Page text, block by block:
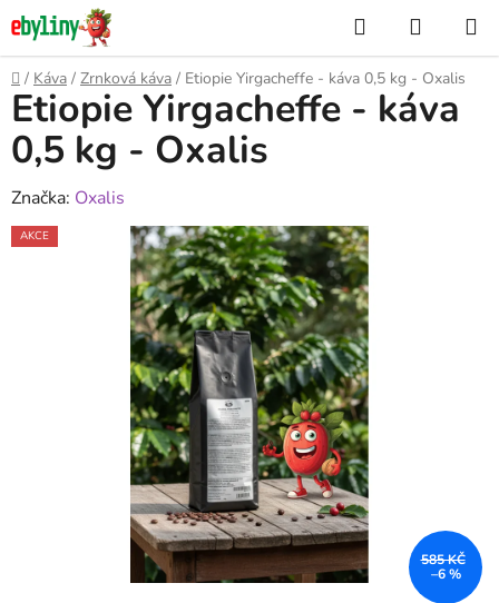
Přejít
na
obsah
Hledat
KOŠÍK
Domů
/ Káva / Zrnková káva / Etiopie Yirgacheffe - káva 0,5 kg - Oxalis
Etiopie Yirgacheffe - káva
0,5 kg - Oxalis
Značka: Oxalis
AKCE
585 KČ
–6 %